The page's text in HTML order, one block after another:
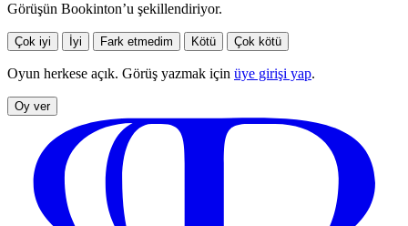
Görüşün Bookinton’u şekillendiriyor.
Çok iyi İyi Fark etmedim Kötü Çok kötü
Oyun herkese açık. Görüş yazmak için üye girişi yap.
Oy ver